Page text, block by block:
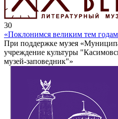
30
«Поклонимся великим тем
При поддержке музея
учреждение культуры
музей-заповедник"»